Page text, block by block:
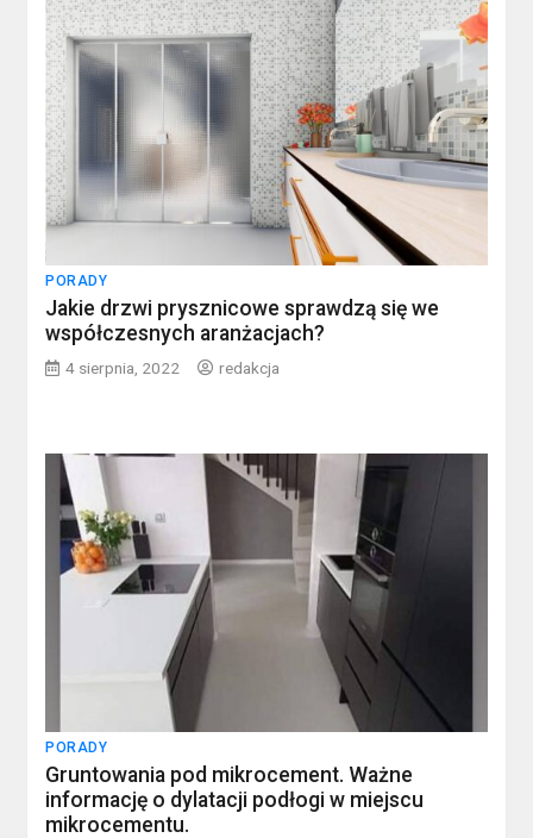
PORADY
Jakie drzwi prysznicowe sprawdzą się we
współczesnych aranżacjach?
4 sierpnia, 2022 redakcja
PORADY
Gruntowania pod mikrocement. Ważne
informację o dylatacji podłogi w miejscu
mikrocementu.